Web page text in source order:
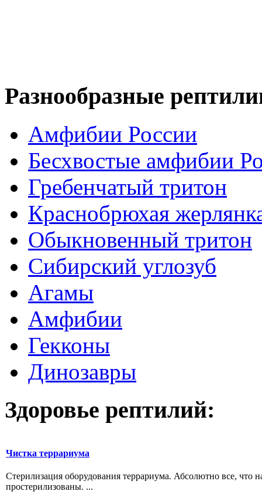
Разнообразные
Амфибии России
Бесхвостые амфибии
Гребенчатый тритон
Краснобрюхая
Обыкновенный тритон
Сибирский углозуб
Агамы
Амфибии
Гекконы
Динозавры
Здоровье рептилий:
Чистка террариума
Стерилизация оборудования террариума. Абсолютно все, что
простерилизованы. ...